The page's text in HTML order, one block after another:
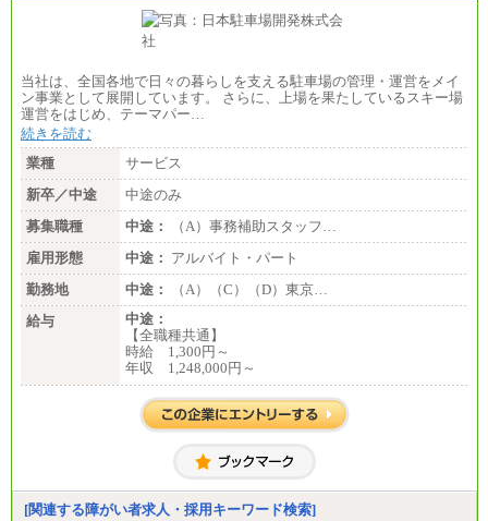
年収例：
・460万円/28歳・月給26万円
・520万円/32歳・月給29万円
（４）
月給：201,000円～
想定年収：360万円～680万円
年収例：
年収例は賞与含む、残業代・家族手当含まず
※キャリアや能力等を考慮の上、当社規定により確
定します
※残業手当：別途支給
※固定給に固定残業代含まず
※試用期間中も給与に変更なし
当社は、全国各地で日々の暮らしを支える駐車場の管理・運営をメイ
ン事業として展開しています。 さらに、上場を果たしているスキー場
運営をはじめ、テーマパー…
続きを読む
業種
サービス
新卒／中途
中途のみ
募集職種
中途：
（A）事務補助スタッフ…
雇用形態
中途： アルバイト・パート
勤務地
中途：
（A）（C）（D）東京…
給与
中途：
【全職種共通】
時給 1,300円～
年収 1,248,000円～
[関連する障がい者求人・採用キーワード検索]